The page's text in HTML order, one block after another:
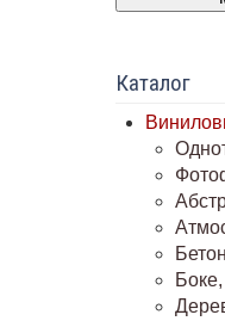
Каталог